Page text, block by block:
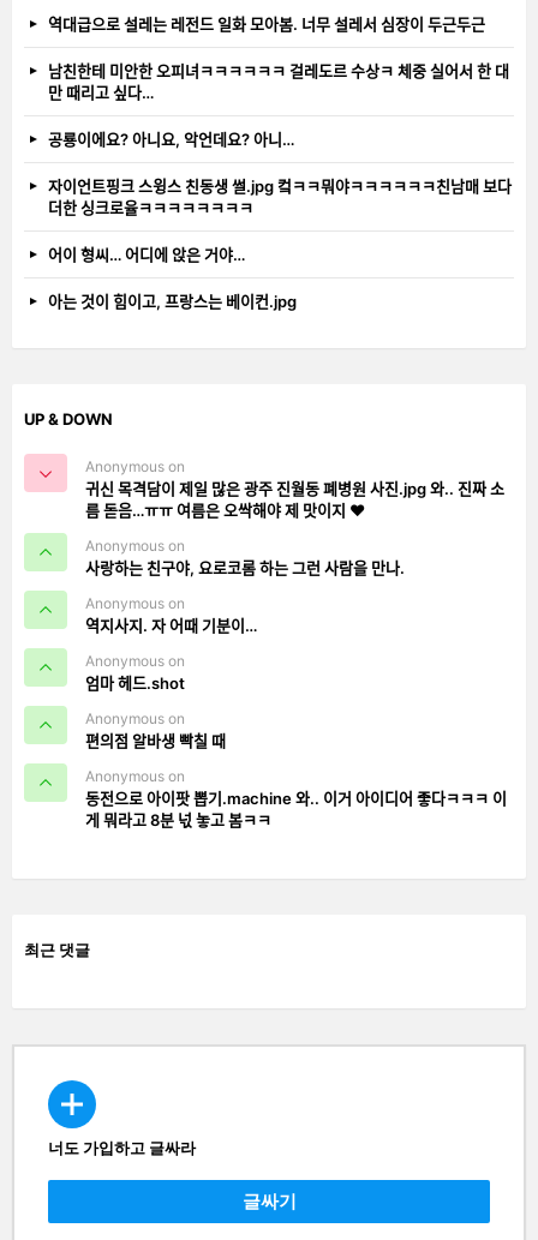
역대급으로 설레는 레전드 일화 모아봄. 너무 설레서 심장이 두근두근
남친한테 미안한 오피녀ㅋㅋㅋㅋㅋㅋ 걸레도르 수상ㅋ 체중 실어서 한 대
만 때리고 싶다…
공룡이에요? 아니요, 악언데요? 아니…
자이언트핑크 스윙스 친동생 썰.jpg 컼ㅋㅋ뭐야ㅋㅋㅋㅋㅋㅋ친남매 보다
더한 싱크로율ㅋㅋㅋㅋㅋㅋㅋㅋ
어이 형씨… 어디에 앉은 거야…
아는 것이 힘이고, 프랑스는 베이컨.jpg
UP & DOWN
Anonymous on
귀신 목격담이 제일 많은 광주 진월동 폐병원 사진.jpg 와.. 진짜 소
름 돋음…ㅠㅠ 여름은 오싹해야 제 맛이지 ❤️
Anonymous on
사랑하는 친구야, 요로코롬 하는 그런 사람을 만나.
Anonymous on
역지사지. 자 어때 기분이…
Anonymous on
엄마 헤드.shot
Anonymous on
편의점 알바생 빡칠 때
Anonymous on
동전으로 아이팟 뽑기.machine 와.. 이거 아이디어 좋다ㅋㅋㅋ 이
게 뭐라고 8분 넋 놓고 봄ㅋㅋ
최근 댓글
CREATE
너도 가입하고 글싸라
글싸기